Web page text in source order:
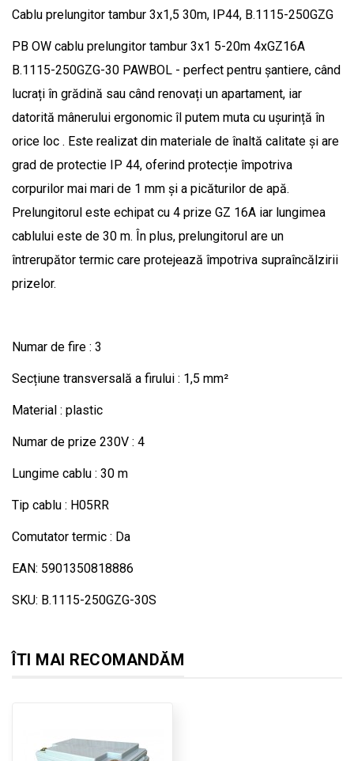
Cablu prelungitor tambur 3x1,5 30m, IP44, B.1115-250GZG
PB OW cablu prelungitor tambur 3x1 5-20m 4xGZ16A
B.1115-250GZG-30 PAWBOL - perfect pentru șantiere, când
lucrați în grădină sau când renovați un apartament, iar
datorită mânerului ergonomic îl putem muta cu ușurință în
orice loc . Este realizat din materiale de înaltă calitate și are
grad de protectie IP 44, oferind protecție împotriva
corpurilor mai mari de 1 mm și a picăturilor de apă.
Prelungitorul este echipat cu 4 prize GZ 16A iar lungimea
cablului este de 30 m. În plus, prelungitorul are un
întrerupător termic care protejează împotriva supraîncălzirii
prizelor.
Numar de fire : 3
Secțiune transversală a firului : 1,5 mm²
Material : plastic
Numar de prize 230V : 4
Lungime cablu : 30 m
Tip cablu : H05RR
Comutator termic : Da
EAN: 5901350818886
SKU: B.1115-250GZG-30S
ÎTI MAI RECOMANDĂM